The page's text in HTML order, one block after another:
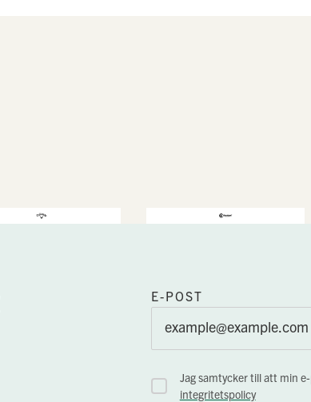
E-POST
Jag samtycker till att min
integritetspolicy